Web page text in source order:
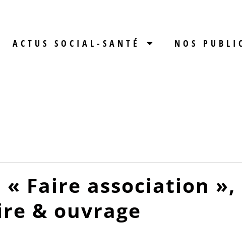
ACTUS SOCIAL-SANTÉ NOS
Faire association »,
& ouvrage